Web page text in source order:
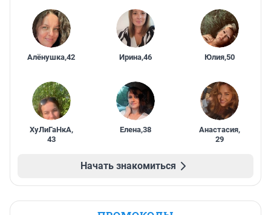
Алёнушка,42 Ирина,46 Юлия,50
ХуЛиГаНкА,
43
Елена,38 Анастасия,
29
Начать знакомиться